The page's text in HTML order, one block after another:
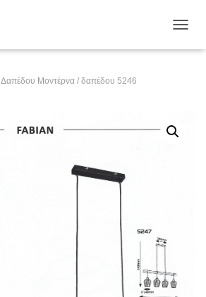
Δαπέδου Μοντέρνα / δαπέδου 5246